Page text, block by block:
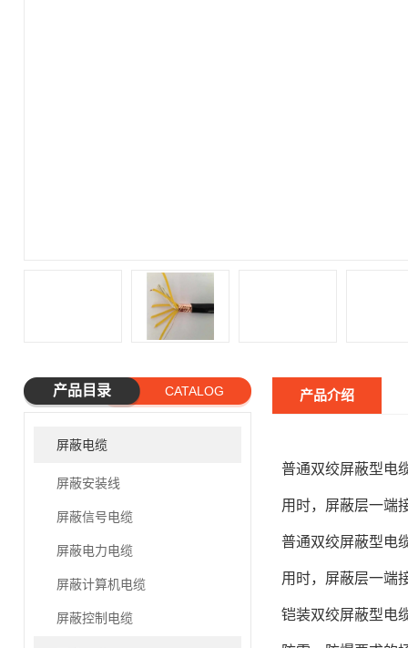
产品目录 CATALOG
屏蔽电缆
屏蔽安装线
屏蔽信号电缆
屏蔽电力电缆
屏蔽计算机电缆
屏蔽控制电缆
产品介绍
普通双绞屏蔽型电
用时，屏蔽层一端
普通双绞屏蔽型电
用时，屏蔽层一端
铠装双绞屏蔽型电